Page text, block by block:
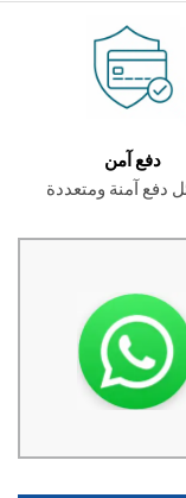
آمن
آمنة ومتعددة